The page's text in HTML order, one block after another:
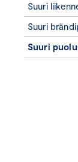
Suuri
Suuri
Suuri